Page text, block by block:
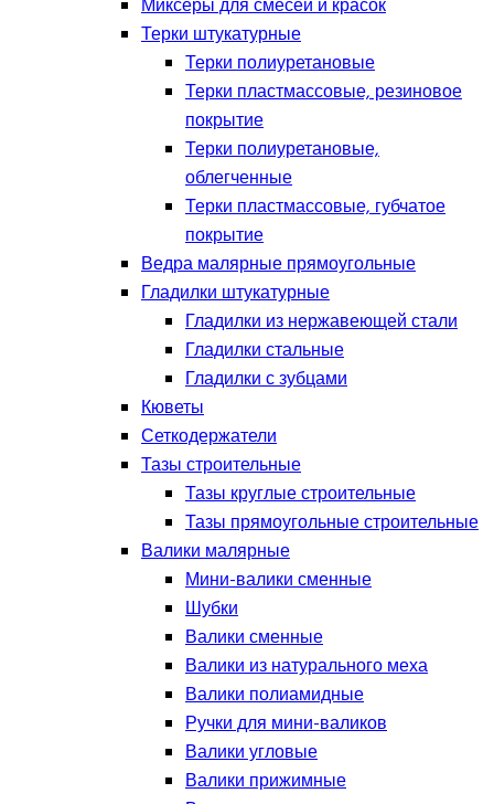
Миксеры для смесей и красок
Терки штукатурные
Терки полиуретановые
Терки пластмассовые, резиновое
покрытие
Терки полиуретановые,
облегченные
Терки пластмассовые, губчатое
покрытие
Ведра малярные прямоугольные
Гладилки штукатурные
Гладилки из нержавеющей стали
Гладилки стальные
Гладилки с зубцами
Кюветы
Сеткодержатели
Тазы строительные
Тазы круглые строительные
Тазы прямоугольные строительные
Валики малярные
Мини-валики сменные
Шубки
Валики сменные
Валики из натурального меха
Валики полиамидные
Ручки для мини-валиков
Валики угловые
Валики прижимные